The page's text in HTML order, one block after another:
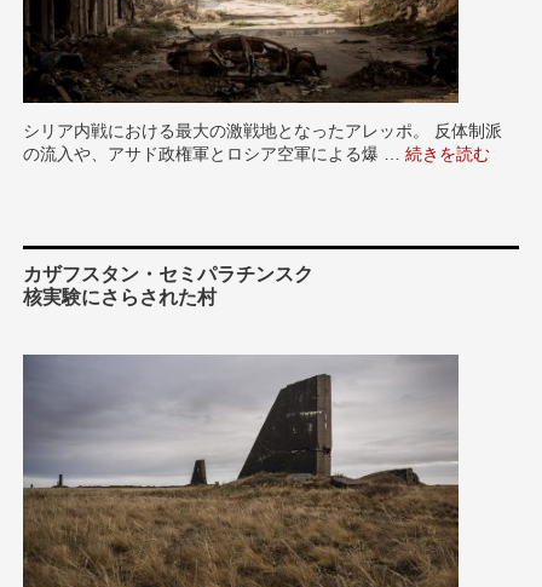
シリア内戦における最大の激戦地となったアレッポ。 反体制派
の流入や、アサド政権軍とロシア空軍による爆 …“シリア 瓦礫に
続きを読む
カザフスタン・セミパラチンスク
核実験にさらされた村